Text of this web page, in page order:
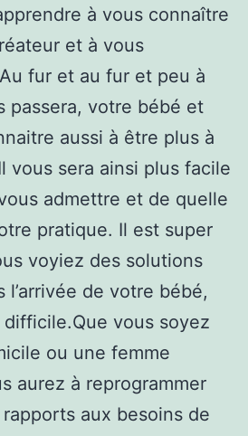
à vous connaître
et à vous
fur et au fur et peu à
passera, votre bébé et
aussi à être plus à
vous sera ainsi plus facile
admettre et de quelle
pratique. Il est super
voyiez des solutions
l’arrivée de votre bébé,
difficile.Que vous soyez
ou une femme
aurez à reprogrammer
aux besoins de